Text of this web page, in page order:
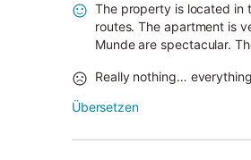
The property is located in
routes. The apartment is
Munde are spectacular.
Really nothing…
Übersetzen